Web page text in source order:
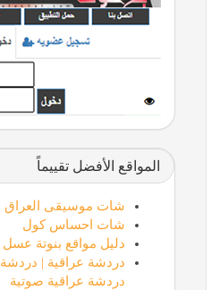
المواقع الأفضل تقييماً
شات موسيقى العراق
شات احساس كول
دليل مواقع بنوتة عسل
دردشة عراقية | دردشة
دردشة عراقية صوتية